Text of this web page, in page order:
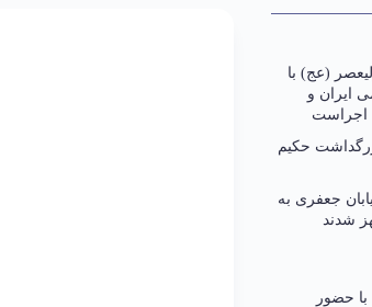
(عج) با
ایران و
اجراست
حکیم
جعفری به
شدند
با حضور